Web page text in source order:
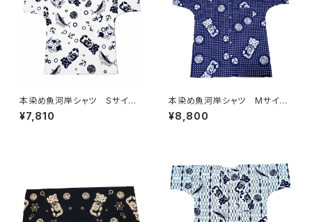
本染め魚河岸シャツ Sサイ
ズ 認定証付き 木綿晒 やい
ちゃん 海ものがたり 白×
¥7,810
本染め魚河岸シャツ Mサイ
ズ 認定証付き 木綿晒 伝統
豆絞り柄 巴紋 紺×白 日本
通り 港町 祭り
¥8,800